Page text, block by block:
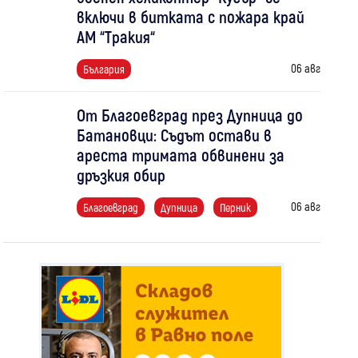
включи в битката с пожара край
АМ “Тракия“
България 06 авг
От Благоевград през Дупница до
Батановци: Съдът остави в
ареста тримата обвинени за
дръзкия обир
Благоевград Дупница Перник 06 авг